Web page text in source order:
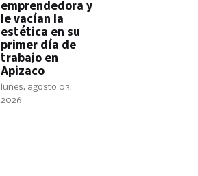
emprendedora y
le vacían la
estética en su
primer día de
trabajo en
Apizaco
lunes, agosto 03,
2026